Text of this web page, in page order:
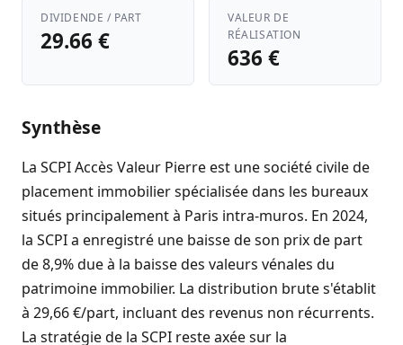
DIVIDENDE / PART
29.66 €
VALEUR DE
RÉALISATION
636 €
Synthèse
La SCPI Accès Valeur Pierre est une société civile de
placement immobilier spécialisée dans les bureaux
situés principalement à Paris intra-muros. En 2024,
la SCPI a enregistré une baisse de son prix de part
de 8,9% due à la baisse des valeurs vénales du
patrimoine immobilier. La distribution brute s'établit
à 29,66 €/part, incluant des revenus non récurrents.
La stratégie de la SCPI reste axée sur la